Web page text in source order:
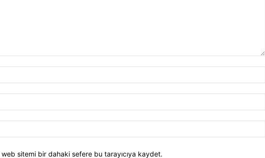
sitemi bir dahaki sefere bu tarayıcıya kaydet.